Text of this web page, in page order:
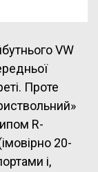
VW
Проте
R-
20-
і,